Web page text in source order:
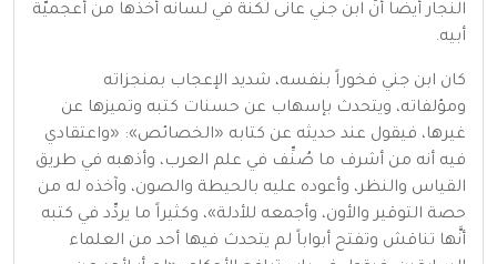
النجار أيضًا أنَّ ابن جني عانى لُكنة في لسانه أخذها من أعجميَّة
أبيه.
كان ابن جني فخوراً بنفسه، شديد الإعجاب بمنجزاته
ومؤلفاته، ويتحدث بإسهاب عن حسنات كتبه وتميزها عن
غيرها، فيقول عند حديثه عن كتابه «الخصائص»: «واعتقادي
فيه أنه من أشرف ما صُنِّف في علم العرب، وأذهبه في طريق
القياس والنظر، وأعوده عليه بالحيطة والصون، وآخذه له من
حصة التوقير والأون، وأجمعه للأدلة»، وكثيراً ما يردِّد في كتبه
أنَّها تناقش وتفتح أبواباً لم يتحدث فيها أحد من العلماء